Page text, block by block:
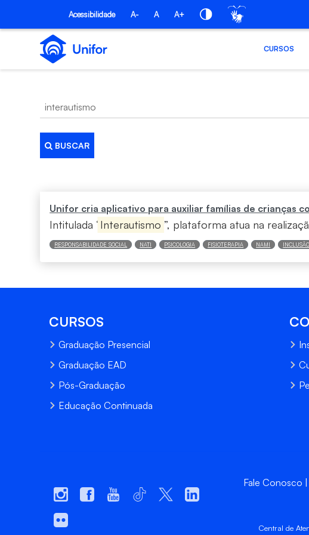
Pular para o Conteúdo principal
Acessibilidade A- A A+
CURSOS
BUSCAR
Unifor cria aplicativo para auxiliar famílias de crianças
Intitulada “ Interautismo ”, plataforma atua na
RESPONSABILIDADE SOCIAL NATI PSICOLOGIA FISIOTERAPIA NAMI INCLUSÃO
CURSOS
Graduação Presencial
Graduação EAD
Pós-Graduação
Educação Continuada
Fale Conosco
Central de